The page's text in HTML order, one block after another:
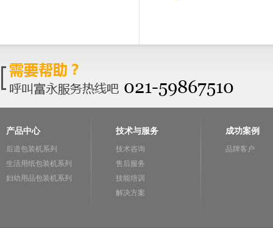
产品中心
后道包装机系列
生活用纸包装机系列
妇幼用品包装机系列
技术与服务
技术咨询
售后服务
技能培训
解决方案
成功案例
品牌客户